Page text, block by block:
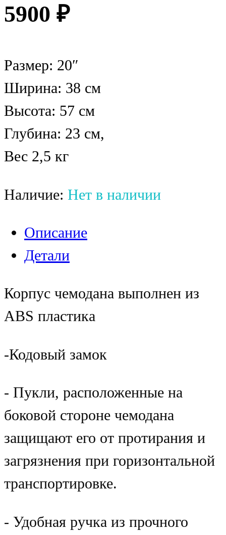
5900 ₽
Размер: 20″
Ширина: 38 см
Высота: 57 см
Глубина: 23 см,
Вес 2,5 кг
Наличие: Нет в наличии
Описание
Детали
Корпус чемодана выполнен из
ABS пластика
-Кодовый замок
- Пукли, расположенные на
боковой стороне чемодана
защищают его от протирания и
загрязнения при горизонтальной
транспортировке.
- Удобная ручка из прочного